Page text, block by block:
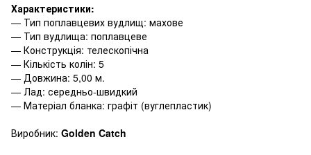
Характеристики:
— Тип поплавцевих вудлищ: махове
— Тип вудлища: поплавцеве
— Конструкція: телескопічна
— Кількість колін: 5
— Довжина: 5,00 м.
— Лад: середньо-швидкий
— Матеріал бланка: графіт (вуглепластик)
Виробник: Golden Catch